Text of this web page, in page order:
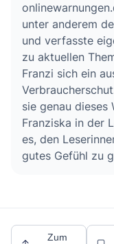
unter anderem
und verfasste
zu aktuellen
Franzi sich ein
sie genau dieses
Franziska in der
es, den
gutes Gefühl zu
Zum